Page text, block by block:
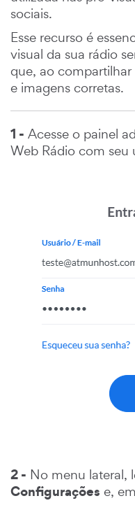
sociais.
Esse recurso é
visual da sua rádio
que, ao
e imagens corretas.
1 - Acesse o painel
Web Rádio com seu
2 - No menu lateral,
Configurações e,